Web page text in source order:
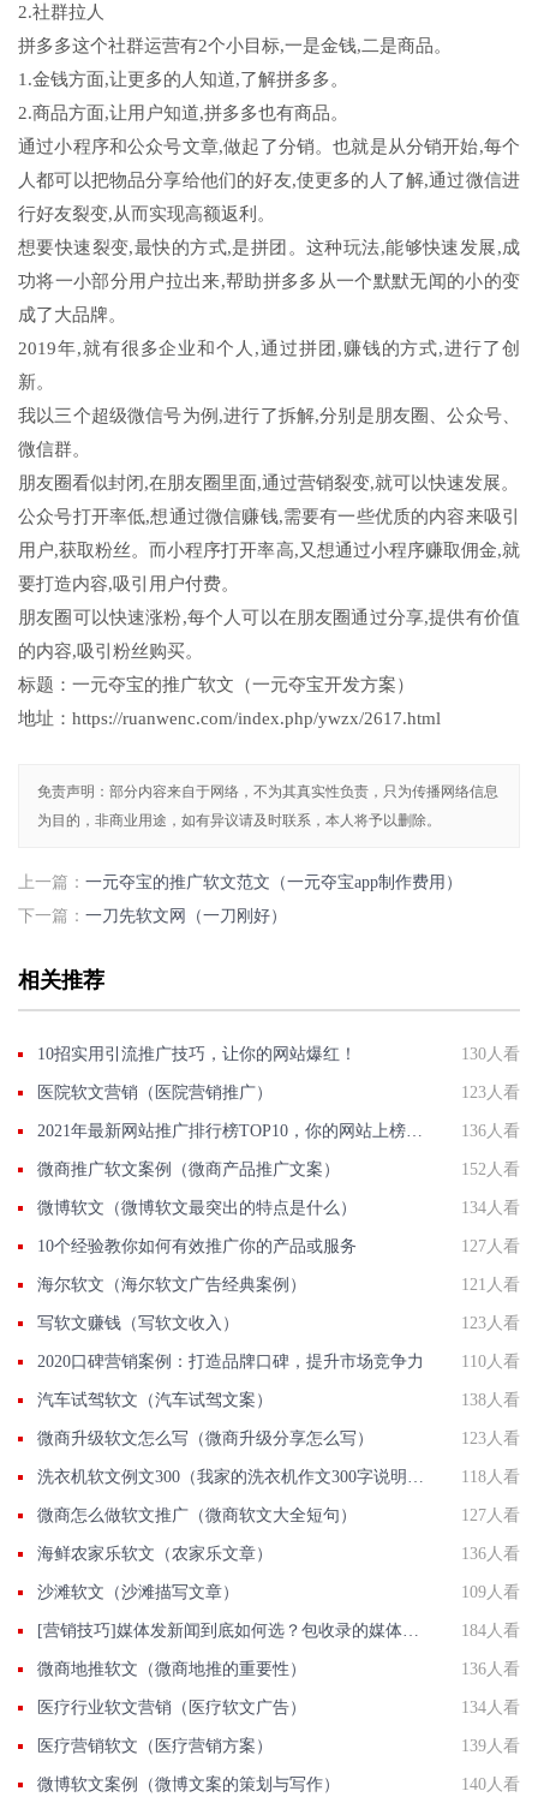
2.社群拉人
拼多多这个社群运营有2个小目标,一是金钱,二是商品。
1.金钱方面,让更多的人知道,了解拼多多。
2.商品方面,让用户知道,拼多多也有商品。
通过小程序和公众号文章,做起了分销。也就是从分销开始,每个
人都可以把物品分享给他们的好友,使更多的人了解,通过微信进
行好友裂变,从而实现高额返利。
想要快速裂变,最快的方式,是拼团。这种玩法,能够快速发展,成
功将一小部分用户拉出来,帮助拼多多从一个默默无闻的小的变
成了大品牌。
2019年,就有很多企业和个人,通过拼团,赚钱的方式,进行了创
新。
我以三个超级微信号为例,进行了拆解,分别是朋友圈、公众号、
微信群。
朋友圈看似封闭,在朋友圈里面,通过营销裂变,就可以快速发展。
公众号打开率低,想通过微信赚钱,需要有一些优质的内容来吸引
用户,获取粉丝。而小程序打开率高,又想通过小程序赚取佣金,就
要打造内容,吸引用户付费。
朋友圈可以快速涨粉,每个人可以在朋友圈通过分享,提供有价值
的内容,吸引粉丝购买。
标题：一元夺宝的推广软文（一元夺宝开发方案）
地址：https://ruanwenc.com/index.php/ywzx/2617.html
免责声明：部分内容来自于网络，不为其真实性负责，只为传播网络信息
为目的，非商业用途，如有异议请及时联系，本人将予以删除。
上一篇： 一元夺宝的推广软文范文（一元夺宝app制作费用）
下一篇： 一刀先软文网（一刀刚好）
相关推荐
10招实用引流推广技巧，让你的网站爆红！ 130人看
医院软文营销（医院营销推广） 123人看
136人看
微商推广软文案例（微商产品推广文案） 152人看
微博软文（微博软文最突出的特点是什么） 134人看
10个经验教你如何有效推广你的产品或服务 127人看
海尔软文（海尔软文广告经典案例） 121人看
写软文赚钱（写软文收入） 123人看
2020口碑营销案例：打造品牌口碑，提升市场竞争力 110人看
汽车试驾软文（汽车试驾文案） 138人看
微商升级软文怎么写（微商升级分享怎么写） 123人看
118人看
微商怎么做软文推广（微商软文大全短句） 127人看
海鲜农家乐软文（农家乐文章） 136人看
沙滩软文（沙滩描写文章） 109人看
184人看
微商地推软文（微商地推的重要性） 136人看
医疗行业软文营销（医疗软文广告） 134人看
医疗营销软文（医疗营销方案） 139人看
微博软文案例（微博文案的策划与写作） 140人看